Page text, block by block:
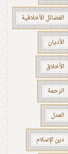
الفضائل الأخلاقية
الأديان
الأخلاق
الرحمة
العدل
دين الإسلام